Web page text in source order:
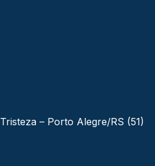
Tristeza – Porto Alegre/RS (51)